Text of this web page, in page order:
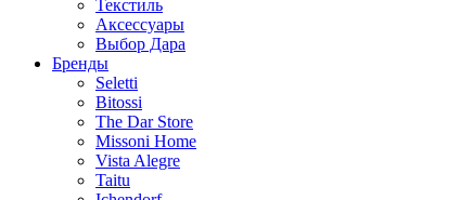
Текстиль
Аксессуары
Выбор Дара
Бренды
Seletti
Bitossi
The Dar Store
Missoni Home
Vista Alegre
Taitu